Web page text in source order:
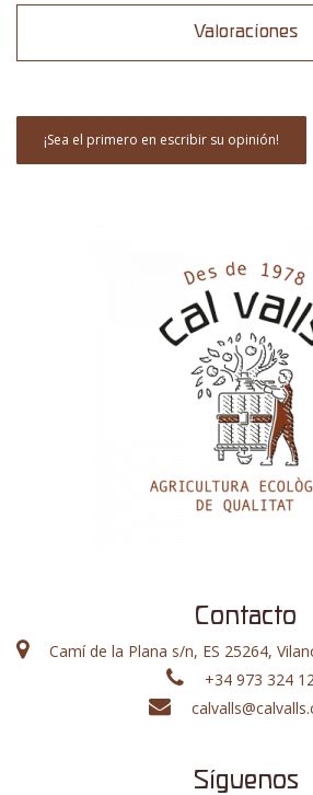
Valoraciones
¡Sea el primero en escribir su opinión!
Contacto
Camí de la Plana s/n, ES 25264,
+34 973 324
Síguenos